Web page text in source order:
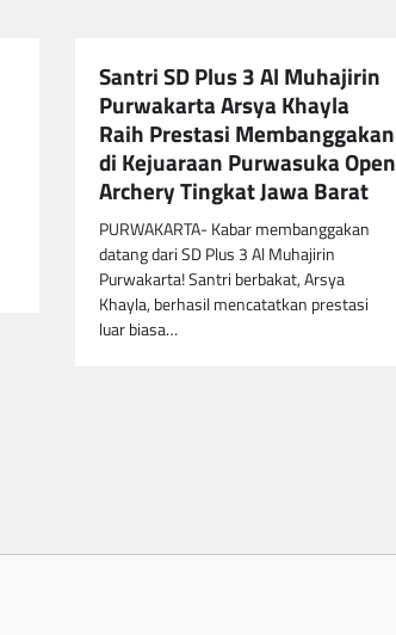
Santri SD Plus 3 Al Muhajirin
Purwakarta Arsya Khayla
Raih Prestasi Membanggakan
di Kejuaraan Purwasuka Open
Archery Tingkat Jawa Barat
PURWAKARTA- Kabar membanggakan
datang dari SD Plus 3 Al Muhajirin
Purwakarta! Santri berbakat, Arsya
Khayla, berhasil mencatatkan prestasi
luar biasa…